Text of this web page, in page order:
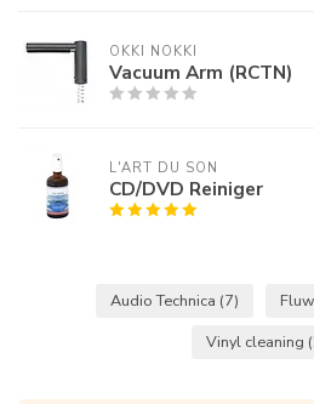
OKKI NOKKI
Vacuum Arm (RCTN)
L'ART DU SON
CD/DVD Reiniger
Audio Technica (7)
Vinyl cleaning